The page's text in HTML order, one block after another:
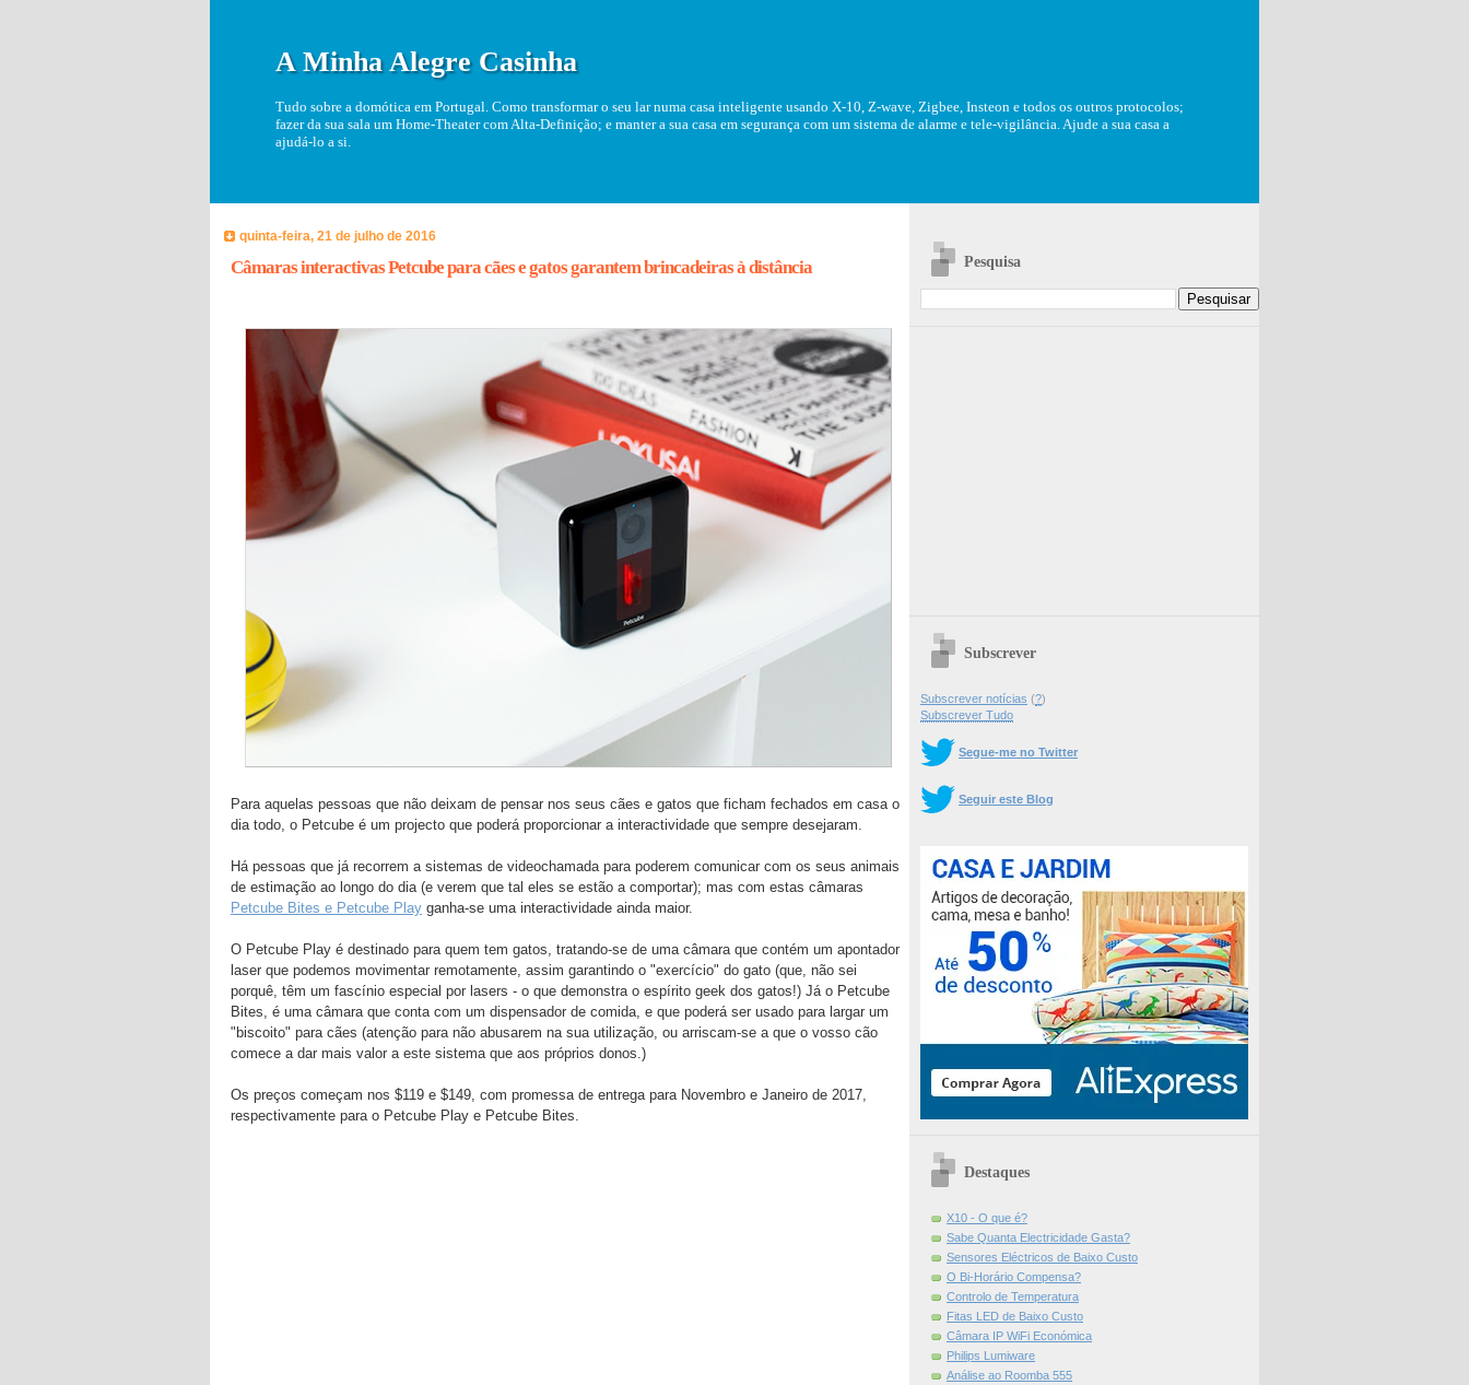
A Minha Alegre Casinha
Tudo sobre a domótica em Portugal. Como transformar o seu lar numa casa inteligente usando X-10, Z-wave, Zigbee, Insteon e todos os outros protocolos;
fazer da sua sala um Home-Theater com Alta-Definição; e manter a sua casa em segurança com um sistema de alarme e tele-vigilância. Ajude a sua casa a
ajudá-lo a si.
quinta-feira, 21 de julho de 2016
Câmaras interactivas Petcube para cães e gatos garantem brincadeiras à distância
Para aquelas pessoas que não deixam de pensar nos seus cães e gatos que ficham fechados em casa o
dia todo, o Petcube é um projecto que poderá proporcionar a interactividade que sempre desejaram.
Há pessoas que já recorrem a sistemas de videochamada para poderem comunicar com os seus animais
de estimação ao longo do dia (e verem que tal eles se estão a comportar); mas com estas câmaras
Petcube Bites e Petcube Play ganha-se uma interactividade ainda maior.
O Petcube Play é destinado para quem tem gatos, tratando-se de uma câmara que contém um apontador
laser que podemos movimentar remotamente, assim garantindo o "exercício" do gato (que, não sei
porquê, têm um fascínio especial por lasers - o que demonstra o espírito geek dos gatos!) Já o Petcube
Bites, é uma câmara que conta com um dispensador de comida, e que poderá ser usado para largar um
"biscoito" para cães (atenção para não abusarem na sua utilização, ou arriscam-se a que o vosso cão
comece a dar mais valor a este sistema que aos próprios donos.)
Os preços começam nos $119 e $149, com promessa de entrega para Novembro e Janeiro de 2017,
respectivamente para o Petcube Play e Petcube Bites.
Pesquisa
Subscrever
Subscrever notícias (?)
Subscrever Tudo
Segue-me no Twitter
Seguir este Blog
Destaques
X10 - O que é?
Sabe Quanta Electricidade Gasta?
Sensores Eléctricos de Baixo Custo
O Bi-Horário Compensa?
Controlo de Temperatura
Fitas LED de Baixo Custo
Câmara IP WiFi Económica
Philips Lumiware
Análise ao Roomba 555